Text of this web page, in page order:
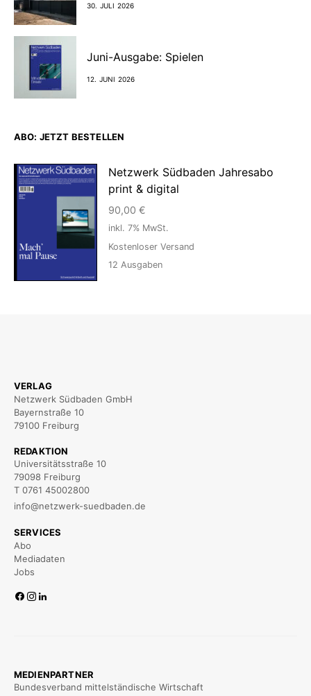
30. JULI 2026
Juni-Ausgabe: Spielen
12. JUNI 2026
ABO: JETZT BESTELLEN
Netzwerk Südbaden Jahresabo
print & digital
90,00 €
inkl. 7% MwSt.
Kostenloser Versand
12 Ausgaben
VERLAG
Netzwerk Südbaden GmbH
Bayernstraße 10
79100 Freiburg
REDAKTION
Universitätsstraße 10
79098 Freiburg
T 0761 45002800
info@netzwerk-suedbaden.de
SERVICES
Abo
Mediadaten
Jobs
MEDIENPARTNER
Bundesverband mittelständische Wirtschaft